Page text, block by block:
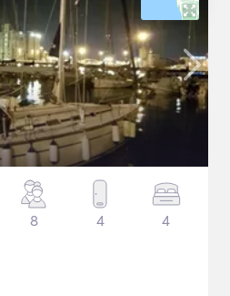
8 4 4